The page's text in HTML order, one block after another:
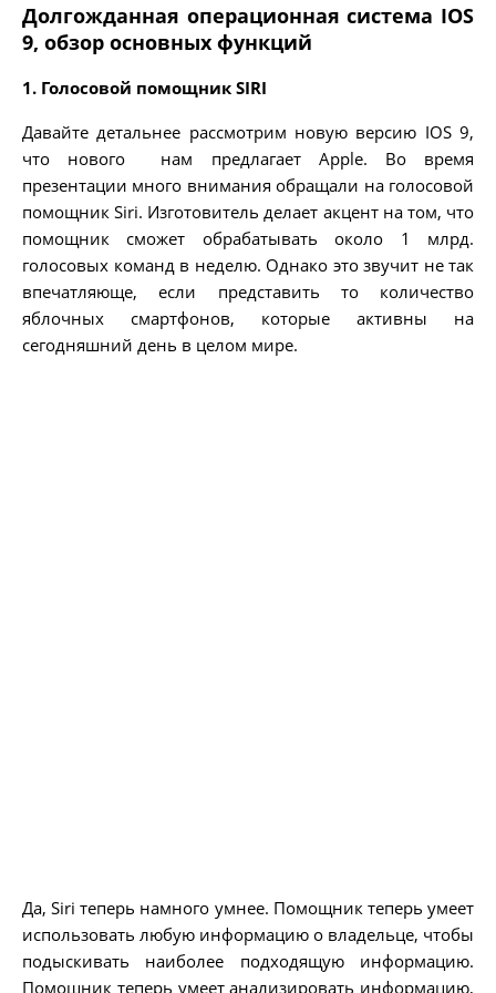
Долгожданная операционная система IOS
9, обзор основных функций
1. Голосовой помощник SIRI
Давайте детальнее рассмотрим новую версию IOS 9,
что нового нам предлагает Apple. Во время
презентации много внимания обращали на голосовой
помощник Siri. Изготовитель делает акцент на том, что
помощник сможет обрабатывать около 1 млрд.
голосовых команд в неделю. Однако это звучит не так
впечатляюще, если представить то количество
яблочных смартфонов, которые активны на
сегодняшний день в целом мире.
Да, Siri теперь намного умнее. Помощник теперь умеет
использовать любую информацию о владельце, чтобы
подыскивать наиболее подходящую информацию.
Помощник теперь умеет анализировать информацию,